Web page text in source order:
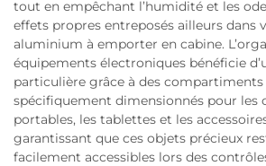
tout en empêchant l’humidité et les
effets propres entreposés ailleurs dans
aluminium à emporter en cabine.
équipements électroniques bénéficie
particulière grâce à des
spécifiquement dimensionnés pour les
portables, les tablettes et les
garantissant que ces objets précieux
facilement accessibles lors des